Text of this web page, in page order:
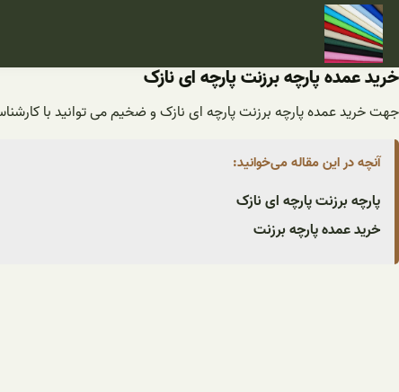
رفتن
محتوا
خرید عمده پارچه برزنت پارچه ای نازک
جهت خرید عمده پارچه برزنت پارچه ای نازک و ضخیم می توانید با
آنچه در این مقاله می‌خوانید:
پارچه برزنت پارچه ای نازک
خرید عمده پارچه برزنت